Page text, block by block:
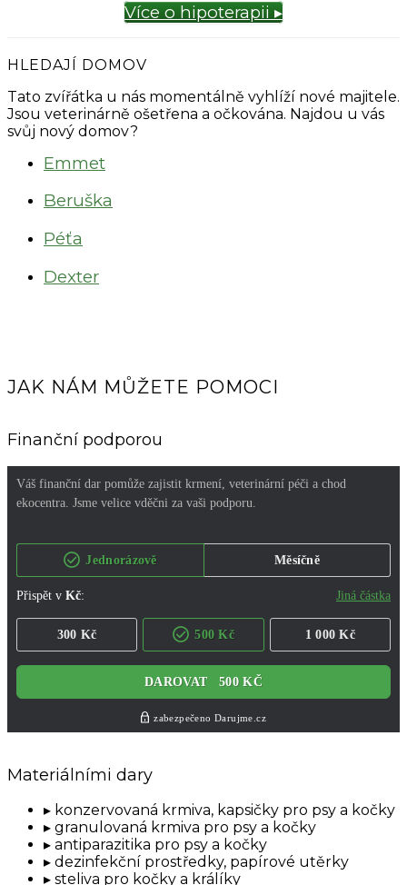
Více o hipoterapii ▸
HLEDAJÍ DOMOV
Tato zvířátka u nás momentálně vyhlíží nové majitele.
Jsou veterinárně ošetřena a očkována. Najdou u vás
svůj nový domov?
Emmet
Beruška
Péťa
Dexter
JAK NÁM MŮŽETE POMOCI
Finanční podporou
Materiálními dary
konzervovaná krmiva, kapsičky pro psy a kočky
granulovaná krmiva pro psy a kočky
antiparazitika pro psy a kočky
dezinfekční prostředky, papírové utěrky
steliva pro kočky a králíky